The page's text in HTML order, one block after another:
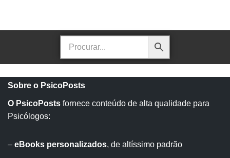
Sobre o PsicoPosts
O PsicoPosts fornece conteúdo de alta qualidade para
Psicólogos:
– eBooks personalizados, de altíssimo padrão